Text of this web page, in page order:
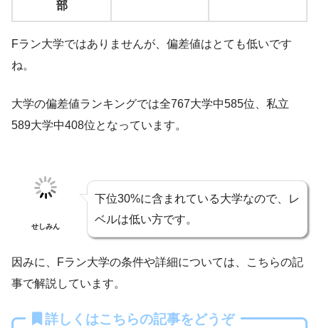
部
Fラン大学ではありませんが、偏差値はとても低いです
ね。
大学の偏差値ランキングでは全767大学中585位、私立
589大学中408位となっています。
せしみん
下位30%に含まれている大学なので、レ
ベルは低い方です。
因みに、Fラン大学の条件や詳細については、こちらの記
事で解説しています。
詳しくはこちらの記事をどうぞ